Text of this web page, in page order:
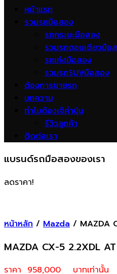
หน้าแรก
รวมรถมือสอง
รถกระบะมือสอง
รวมรถตอนเดียวมือ
รถเก๋งมือสอง
รวมรถSUVมือสอง
ต้องการขายรถ
บทความ
ทำไมต้องเจ๊คำปุ่น
รีวิวลูกค้า
ติดต่อเรา
แบรนด์รถมือสองของเรา
ลดราคา!
หน้าหลัก / Mazda / MAZDA
MAZDA CX-5 2.2XDL
ราคา 958,000
บาทเท่านั้น